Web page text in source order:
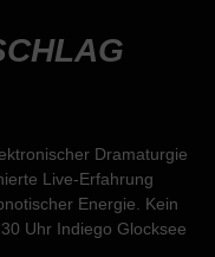
Dramaturgie
Live-Erfahrung
Energie. Kein
Uhr Indiego Glocksee